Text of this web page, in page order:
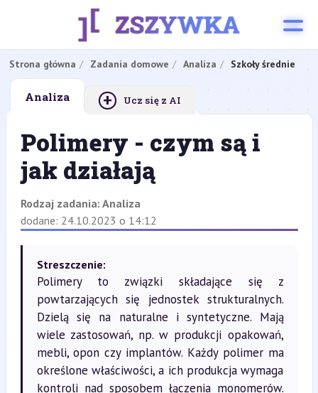
Strona główna Zadania domowe Analiza Szkoły średnie
Analiza + Ucz się z AI
Polimery - czym są i
jak działają
Rodzaj zadania: Analiza
dodane: 24.10.2023 o 14:12
Streszczenie:
Polimery to związki składające się z
powtarzających się jednostek strukturalnych.
Dzielą się na naturalne i syntetyczne. Mają
wiele zastosowań, np. w produkcji opakowań,
mebli, opon czy implantów. Każdy polimer ma
określone właściwości, a ich produkcja wymaga
kontroli nad sposobem łączenia monomerów.